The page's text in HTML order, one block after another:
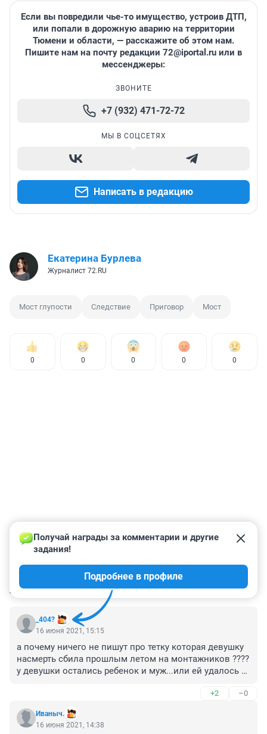
Если вы повредили чье-то имущество, устроив ДТП,
или попали в дорожную аварию на территории
Тюмени и области, — расскажите об этом нам.
Пишите нам на почту редакции 72@iportal.ru или в
мессенджеры:
ЗВОНИТЕ
+7 (932) 471-72-72
МЫ В СОЦСЕТЯХ
Написать в редакцию
Екатерина Бурлева
Журналист 72.RU
Мост глупости Следствие Приговор Мост
0 0 0 0 0
КОММЕНТАРИИ 5
_404?
Получай награды за комментарии и другие
задания!
Подробнее в профиле
16 июня 2021, 15:15
а почему ничего не пишут про тетку которая девушку
насмерть сбила прошлым летом на монтажников ????
у девушки остались ребенок и муж...или ей удалось
+2 –0
Иваныч.
16 июня 2021, 14:38